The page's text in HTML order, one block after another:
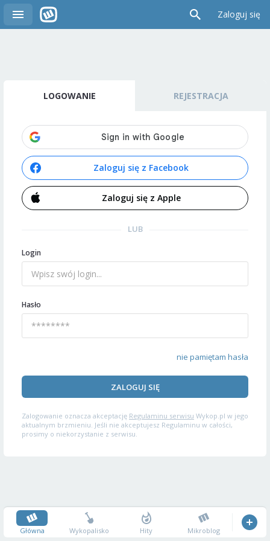
Zaloguj się
LOGOWANIE REJESTRACJA
Zaloguj się z Facebook
Zaloguj się z Apple
LUB
Login
Hasło
nie pamiętam hasła
ZALOGUJ SIĘ
Zalogowanie oznacza akceptację Regulaminu serwisu Wykop.pl w jego
aktualnym brzmieniu. Jeśli nie akceptujesz Regulaminu w całości,
prosimy o niekorzystanie z serwisu.
Główna Wykopalisko Hity Mikroblog